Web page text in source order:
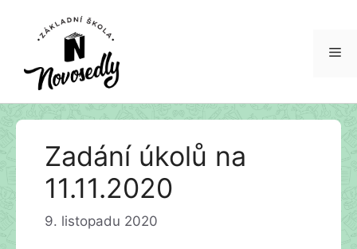
Přeskočit
Zadání úkolů na
11.11.2020
9. listopadu 2020